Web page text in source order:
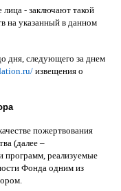
лица - заключают такой
на указанный в данном
дня следующего за днем
извещения о
пожертвования
(далее –
программ реализуемые
Фонда одним из